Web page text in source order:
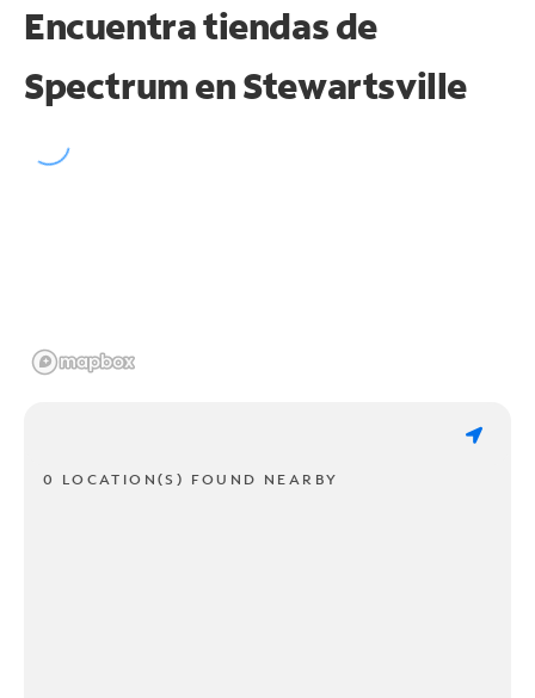
Encuentra tiendas de
Spectrum enStewartsville
0 LOCATION(S) FOUND NEARBY